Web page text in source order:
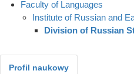
Faculty of Languages
Institute of Russian and
Division of Russian
Profil naukowy